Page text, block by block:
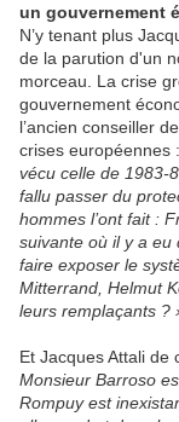
un gouvernement
N’y tenant plus
de la parution d'un
morceau. La crise
gouvernement
l’ancien conseiller
crises européennes :
vécu celle de 1983-
fallu passer du
hommes l’ont fait :
suivante où il y a eu
faire exposer le
Mitterrand, Helmut
leurs remplaçants ?
Et Jacques Attali de
Monsieur Barroso
Rompuy est